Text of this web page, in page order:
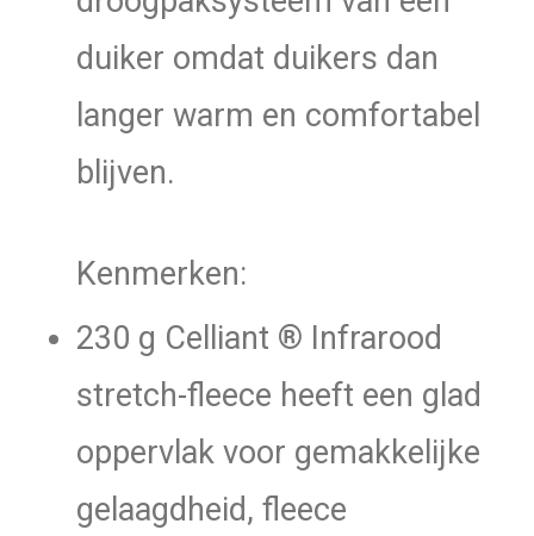
duiker omdat duikers dan
langer warm en comfortabel
blijven.
Kenmerken:
230 g Celliant ® Infrarood
stretch-fleece heeft een glad
oppervlak voor gemakkelijke
gelaagdheid, fleece